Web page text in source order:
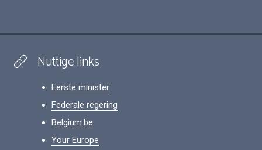
Nuttige links
Eerste minister
Federale regering
Belgium.be
Your Europe